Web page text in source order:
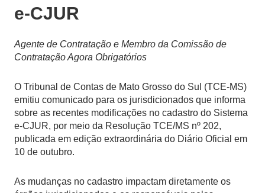
e-CJUR
Agente de Contratação e Membro da Comissão de
Contratação Agora Obrigatórios
O Tribunal de Contas de Mato Grosso do Sul (TCE-MS)
emitiu comunicado para os jurisdicionados que informa
sobre as recentes modificações no cadastro do Sistema
e-CJUR, por meio da Resolução TCE/MS nº 202,
publicada em edição extraordinária do Diário Oficial em
10 de outubro.
As mudanças no cadastro impactam diretamente os